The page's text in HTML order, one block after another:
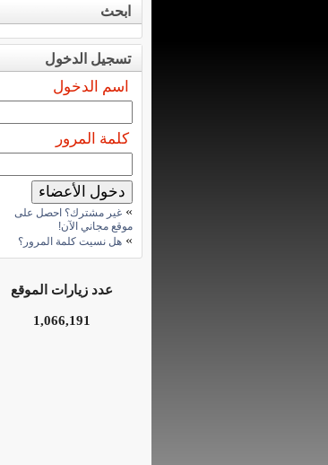
ابحث
تسجيل الدخول
اسم الدخول
كلمة المرور
» غير مشترك؟ احصل على
موقع مجاني الآن!
» هل نسيت كلمة المرور؟
عدد زيارات الموقع
1,066,191